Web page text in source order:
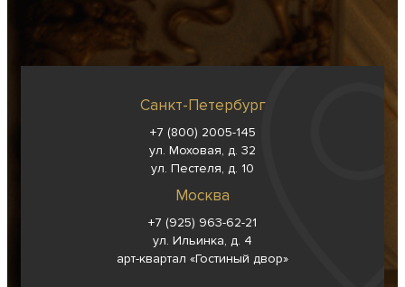
Санкт-Петербург
+7 (800) 2005-145
ул. Моховая, д. 32
ул. Пестеля, д. 10
Москва
+7 (925) 963-62-21
ул. Ильинка, д. 4
арт-квартал «Гостиный двор»